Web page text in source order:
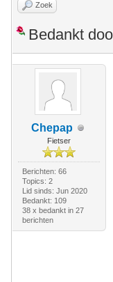
Zoek
Bedankt
Chepap
Fietser
Berichten: 66
Topics: 2
Lid sinds: Jun 2020
Bedankt: 109
38 x bedankt in 27
berichten